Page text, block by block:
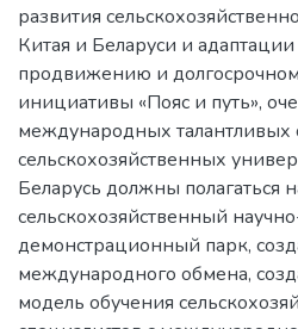
развития
Китая и Беларуси и
продвижению и
инициативы «Пояс и путь»,
международных талантливых
сельскохозяйственных
Беларусь должны полагаться
сельскохозяйственный
демонстрационный парк,
международного обмена,
модель обучения